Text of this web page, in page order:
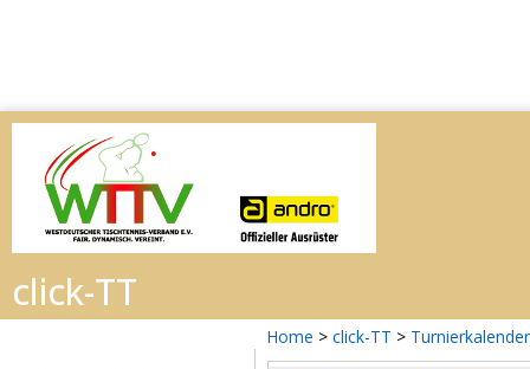
Home > click-TT > Turnierkalender